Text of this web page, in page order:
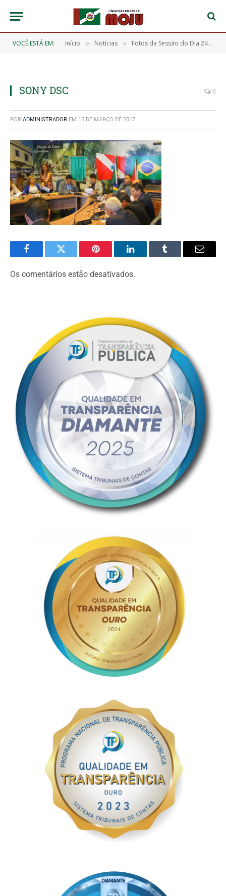
VOCÊ ESTÁ EM: Início » Notícias » Fotos da Sessão do Dia 24/02/2017
SONY DSC 0
POR ADMINISTRADOR EM 15 DE MARÇO DE 2017
FacebookTwitter Pinterest O
LinkedIn
Tumblr
E-
Os comentários estão desativados.